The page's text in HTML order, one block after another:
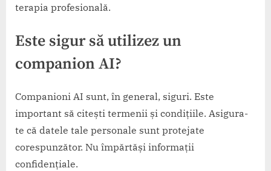
terapia profesională.
Este sigur să utilizez un
companion AI?
Companioni AI sunt, în general, siguri. Este
important să citești termenii și condițiile. Asigura-
te că datele tale personale sunt protejate
corespunzător. Nu împărtăși informații
confidențiale.